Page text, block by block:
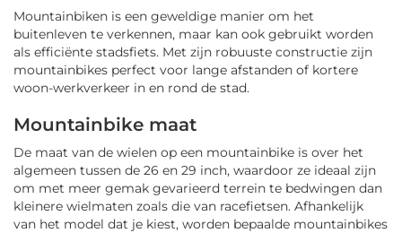
Mountainbiken is een geweldige manier om het
buitenleven te verkennen, maar kan ook gebruikt worden
als efficiënte stadsfiets. Met zijn robuuste constructie zijn
mountainbikes perfect voor lange afstanden of kortere
woon-werkverkeer in en rond de stad.
Mountainbike maat
De maat van de wielen op een mountainbike is over het
algemeen tussen de 26 en 29 inch, waardoor ze ideaal zijn
om met meer gemak gevarieerd terrein te bedwingen dan
kleinere wielmaten zoals die van racefietsen. Afhankelijk
van het model dat je kiest, worden bepaalde mountainbikes